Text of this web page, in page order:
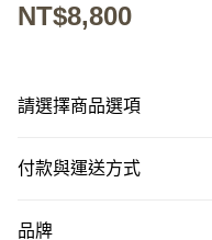
NT$8,800
請選擇商品選項
付款與運送方式
品牌